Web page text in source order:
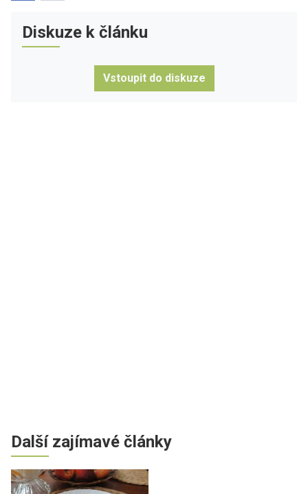
Diskuze k článku
Vstoupit do diskuze
Další zajímavé články